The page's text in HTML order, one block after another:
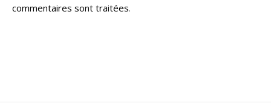
commentaires sont traitées.